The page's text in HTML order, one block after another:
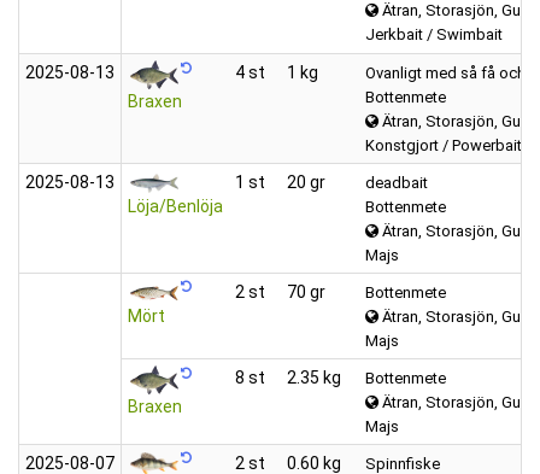
Ätran, Storasjön,
Jerkbait / Swimbait
2025‑08‑13
Braxen
4 st 1 kg
Ovanligt med så få och
Bottenmete
Ätran, Storasjön,
Konstgjort / Powerbait /
2025‑08‑13
Löja/Benlöja
1 st 20 gr
deadbait
Bottenmete
Ätran, Storasjön,
Majs
Mört
2 st 70 gr
Bottenmete
Ätran, Storasjön,
Majs
Braxen
8 st 2.35 kg
Bottenmete
Ätran, Storasjön,
Majs
2025‑08‑07
2 st 0.60 kg
Spinnfiske